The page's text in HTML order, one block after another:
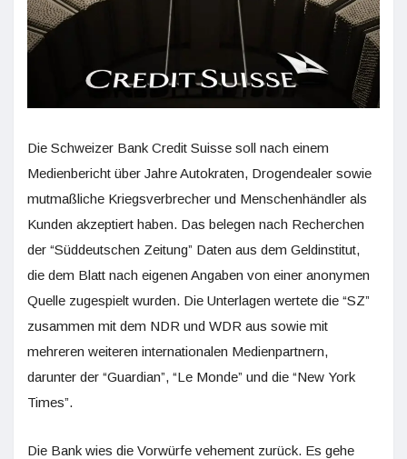
Die Schweizer Bank Credit Suisse soll nach einem
Medienbericht über Jahre Autokraten, Drogendealer sowie
mutmaßliche Kriegsverbrecher und Menschenhändler als
Kunden akzeptiert haben. Das belegen nach Recherchen
der “Süddeutschen Zeitung” Daten aus dem Geldinstitut,
die dem Blatt nach eigenen Angaben von einer anonymen
Quelle zugespielt wurden. Die Unterlagen wertete die “SZ”
zusammen mit dem NDR und WDR aus sowie mit
mehreren weiteren internationalen Medienpartnern,
darunter der “Guardian”, “Le Monde” und die “New York
Times”.
Die Bank wies die Vorwürfe vehement zurück. Es gehe